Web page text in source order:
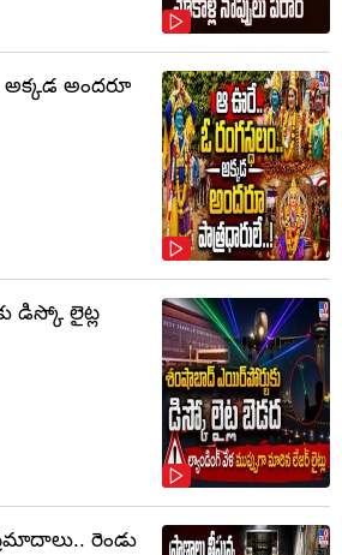
అక్కడ అందరూ
డిస్కో లైట్ల
రెండు